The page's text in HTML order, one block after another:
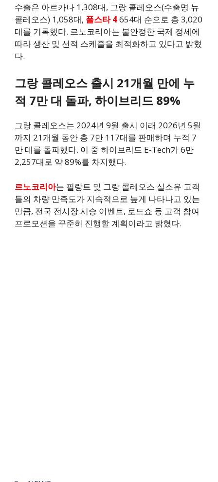
수출은 아르카나 1,308대, 그랑 콜레오스(수출명 뉴
콜레오스) 1,058대, 폴스타 4654대 순으로 총 3,020
대를 기록했다. 르노코리아는 불안정한 국제 정세에
따라 생산 및 선적 스케줄을 최적화하고 있다고 밝혔
다.
그랑 콜레오스 출시 21개월 만에 누
적 7만 대 돌파, 하이브리드 89%
그랑 콜레오스는 2024년 9월 출시 이래 2026년 5월
까지 21개월 동안 총 7만 117대를 판매하며 누적 7
만 대를 돌파했다. 이 중 하이브리드 E-Tech가 6만
2,257대로 약 89%를 차지했다.
르노코리아는 필랑트 및 그랑 콜레오스 실소유 고객
들의 차량 만족도가 지속적으로 높게 나타나고 있는
만큼, 전국 전시장 시승 이벤트, 로드쇼 등 고객 참여
프로모션을 꾸준히 진행할 계획이라고 밝혔다.